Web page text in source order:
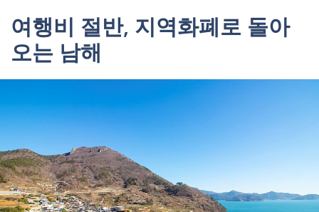
여행비 절반, 지역화폐로 돌아
오는 남해